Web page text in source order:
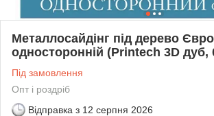
Металлосайдінг під дерево
односторонній (Printech 3D дуб,
Під замовлення
Опт і роздріб
Відправка з 12 серпня 2026